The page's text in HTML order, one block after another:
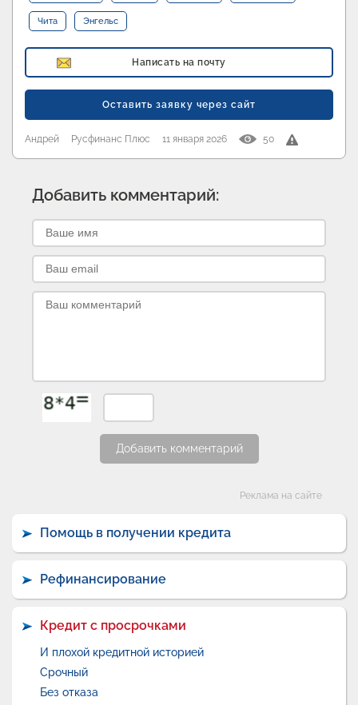
Чита Энгельс
Написать на почту
Оставить заявку через сайт
Андрей Русфинанс Плюс 11 января 2026 50
Добавить комментарий:
Добавить комментарий
Реклама на сайте
Помощь в получении кредита
Рефинансирование
Кредит с просрочками
И плохой кредитной историей
Срочный
Без отказа